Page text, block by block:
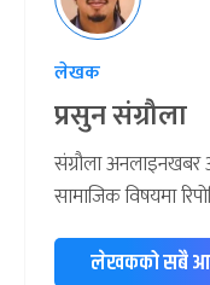
लेखक
प्रसुन संग्रौला
संग्रौला
सामाजिक विषयमा
लेखकको सबै